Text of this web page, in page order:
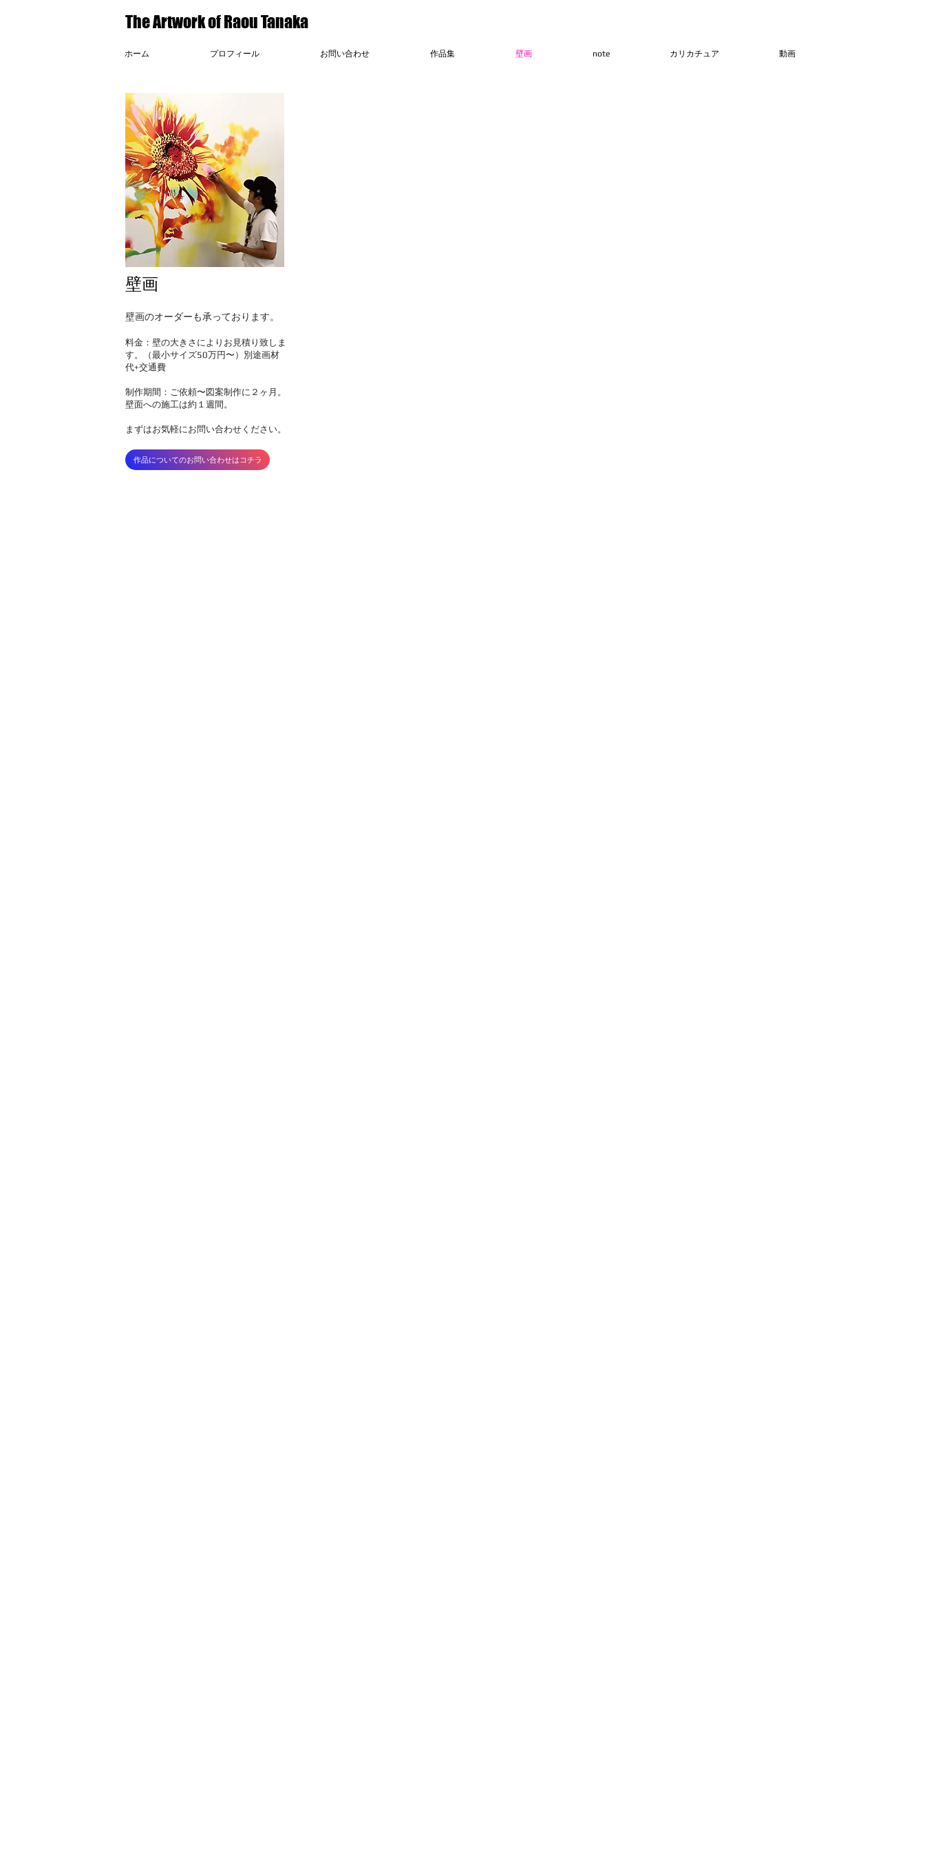
The Artwork of Raou Tanaka
ホーム プロフィール お問い合わせ 作品集 壁画 note カリカチュア 動画
壁画
壁画のオーダーも承っております。
料金：壁の大きさによりお見積り致しま
す。（最小サイズ50万円〜）別途画材
代+交通費​
制作期間：ご依頼〜図案制作に２ヶ月。
壁面への施工は約１週間。
まずはお気軽にお問い合わせください。
作品についてのお問い合わせはコチラ